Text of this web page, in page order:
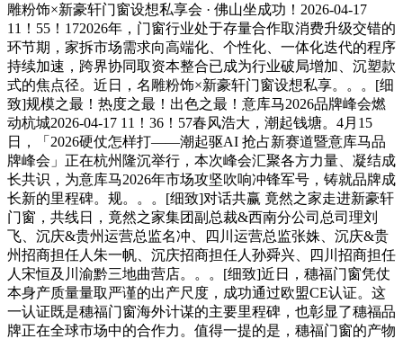
雕粉饰×新豪轩门窗设想私享会 · 佛山坐成功！2026-04-17
11！55！172026年，门窗行业处于存量合作取消费升级交错的
环节期，家拆市场需求向高端化、个性化、一体化迭代的程序
持续加速，跨界协同取资本整合已成为行业破局增加、沉塑款
式的焦点径。近日，名雕粉饰×新豪轩门窗设想私享。。。[细
致]规模之最！热度之最！出色之最！意库马2026品牌峰会燃
动杭城2026-04-17 11！36！57春风浩大，潮起钱塘。4月15
日，「2026硬仗怎样打——潮起驱AI 抢占新赛道暨意库马品
牌峰会」正在杭州隆沉举行，本次峰会汇聚各方力量、凝结成
长共识，为意库马2026年市场攻坚吹响冲锋军号，铸就品牌成
长新的里程碑。规。。。[细致]对话共赢 竟然之家走进新豪轩
门窗，共线日，竟然之家集团副总裁&西南分公司总司理刘
飞、沉庆&贵州运营总监名冲、四川运营总监张姝、沉庆&贵
州招商担任人朱一帆、沉庆招商担任人孙舜兴、四川招商担任
人宋恒及川渝黔三地曲营店。。。[细致]近日，穗福门窗凭仗
本身产质量量取严谨的出产尺度，成功通过欧盟CE认证。这
一认证既是穗福门窗海外计谋的主要里程碑，也彰显了穗福品
牌正在全球市场中的合作力。值得一提的是，穗福门窗的产物